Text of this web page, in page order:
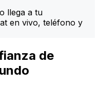
llega a tu
en vivo, teléfono y
de